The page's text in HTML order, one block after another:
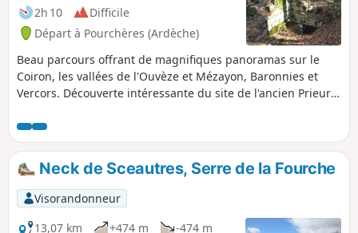
2h 10
Difficile
Départ à Pourchères (Ardèche)
Beau parcours offrant de magnifiques panoramas sur le
Coiron, les vallées de l'Ouvèze et Mézayon, Baronnies et
Vercors. Découverte intéressante du site de l'ancien Prieuré
Neck de Sceautres, Serre de la Fourche
Visorandonneur
13,07 km
+474 m
-474 m